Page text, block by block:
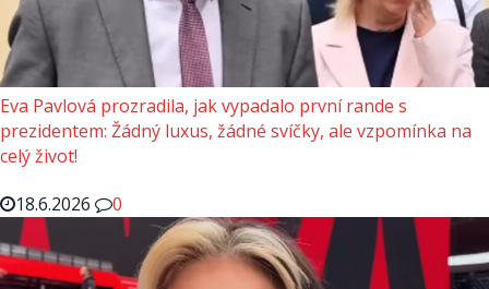
Eva Pavlová prozradila, jak vypadalo první rande s
prezidentem: Žádný luxus, žádné svíčky, ale vzpomínka na
celý život!
18.6.2026
0